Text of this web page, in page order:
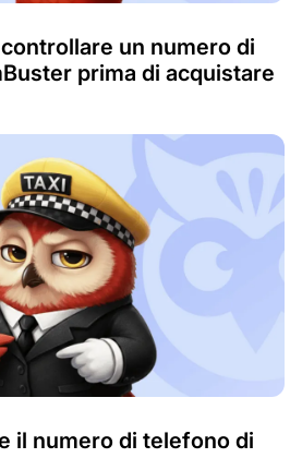
un numero di
prima di acquistare
il numero di telefono di